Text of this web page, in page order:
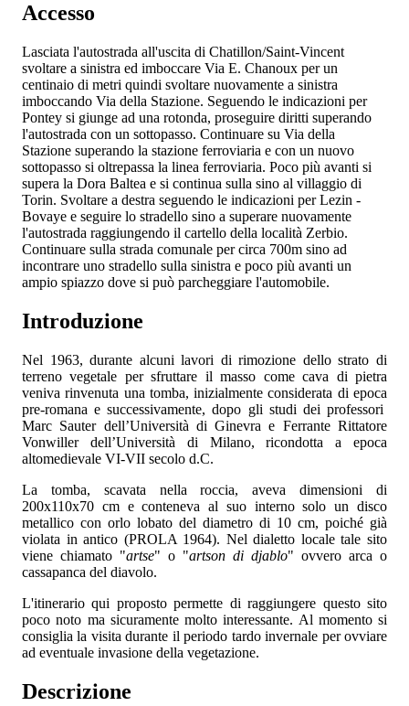
Accesso
Lasciata l'autostrada all'uscita di Chatillon/Saint-Vincent
svoltare a sinistra ed imboccare Via E. Chanoux per un
centinaio di metri quindi svoltare nuovamente a sinistra
imboccando Via della Stazione. Seguendo le indicazioni per
Pontey si giunge ad una rotonda, proseguire diritti superando
l'autostrada con un sottopasso. Continuare su Via della
Stazione superando la stazione ferroviaria e con un nuovo
sottopasso si oltrepassa la linea ferroviaria. Poco più avanti si
supera la Dora Baltea e si continua sulla sino al villaggio di
Torin. Svoltare a destra seguendo le indicazioni per Lezin -
Bovaye e seguire lo stradello sino a superare nuovamente
l'autostrada raggiungendo il cartello della località Zerbio.
Continuare sulla strada comunale per circa 700m sino ad
incontrare uno stradello sulla sinistra e poco più avanti un
ampio spiazzo dove si può parcheggiare l'automobile.
Introduzione
Nel 1963, durante alcuni lavori di rimozione dello strato di
terreno vegetale per sfruttare il masso come cava di pietra
veniva rinvenuta una tomba, inizialmente considerata di epoca
pre-romana e successivamente, dopo gli studi dei professori
Marc Sauter dell’Università di Ginevra e Ferrante Rittatore
Vonwiller dell’Università di Milano, ricondotta a epoca
altomedievale VI-VII secolo d.C.
La tomba, scavata nella roccia, aveva dimensioni di
200x110x70 cm e conteneva al suo interno solo un disco
metallico con orlo lobato del diametro di 10 cm, poiché già
violata in antico (PROLA 1964). Nel dialetto locale tale sito
viene chiamato "artse" o "artson di djablo" ovvero arca o
cassapanca del diavolo.
L'itinerario qui proposto permette di raggiungere questo sito
poco noto ma sicuramente molto interessante. Al momento si
consiglia la visita durante il periodo tardo invernale per ovviare
ad eventuale invasione della vegetazione.
Descrizione